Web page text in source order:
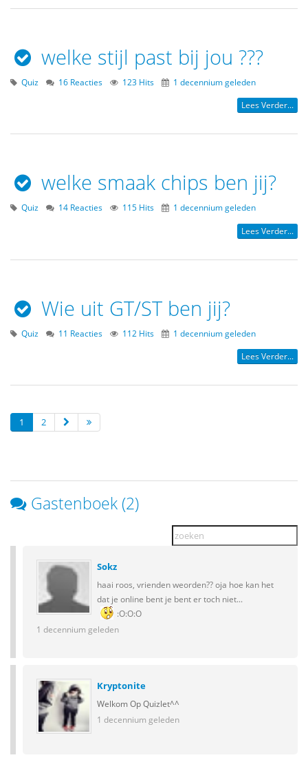
welke stijl past bij jou ???
Quiz 16 Reacties 123 Hits 1 decennium geleden
Lees Verder...
welke smaak chips ben jij?
Quiz 14 Reacties 115 Hits 1 decennium geleden
Lees Verder...
Wie uit GT/ST ben jij?
Quiz 11 Reacties 112 Hits 1 decennium geleden
Lees Verder...
1 2
Gastenboek (2)
Sokz
haai roos, vrienden weorden?? oja hoe kan het
dat je online bent je bent er toch niet...
:O:O:O
1 decennium geleden
Kryptonite
Welkom Op Quizlet^^
1 decennium geleden